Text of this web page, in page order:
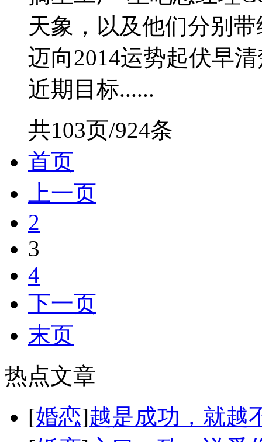
天象，以及他们分别
迈向2014运势起伏早
近期目标......
共103页/924条
首页
上一页
2
3
4
下一页
末页
热点文章
[婚恋]越是成功，就越